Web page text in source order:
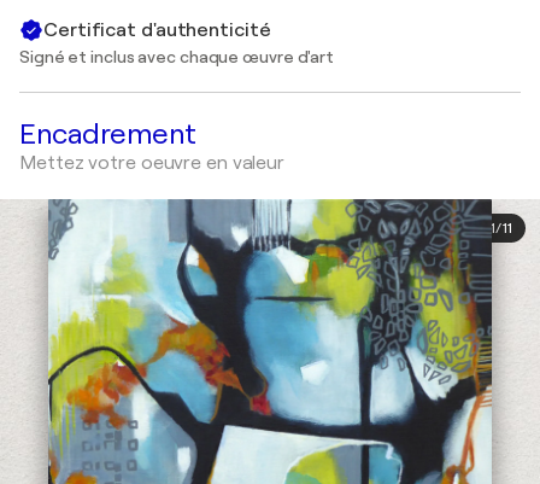
Certificat d'authenticité
Signé et inclus avec chaque œuvre d'art
Encadrement
Mettez votre oeuvre en valeur
1/11